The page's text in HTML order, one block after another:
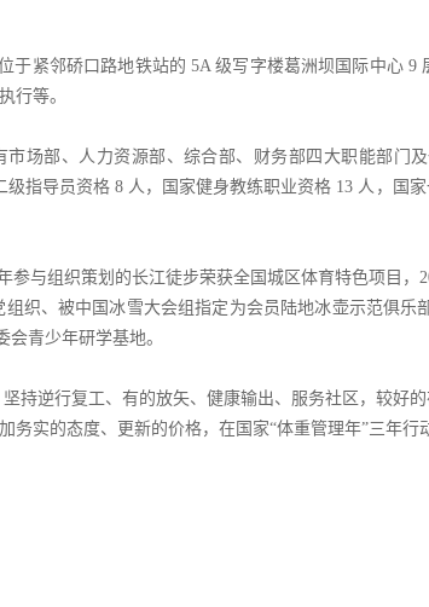
于紧邻硚口路地铁站的 5A 级写字楼葛洲坝国际中心 9
行等。
场部、人力资源部、综合部、财务部四大职能部门
指导员资格 8 人，国家健身教练职业资格 13 人，国
参与组织策划的长江徒步荣获全国城区体育特色项目，
织、被中国冰雪大会组指定为会员陆地冰壶示范俱乐
青少年研学基地。
持逆行复工、有的放矢、健康输出、服务社区，较好
实的态度、更新的价格，在国家“体重管理年”三年行